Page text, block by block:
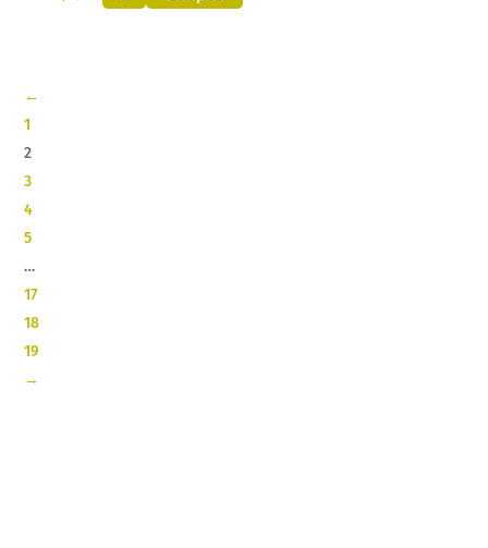
←
1
2
3
4
5
…
17
18
19
→